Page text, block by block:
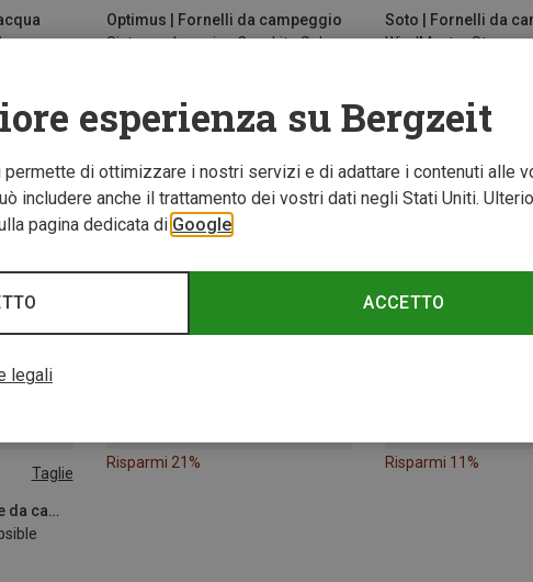
Optimus | Fornelli da campeggio
Sistema da cucina Crux Lite Solo
Soto | Fornelli da
WindMaster Stove
Taglie
Sea to Summit | Stoviglie da campeggio
Risparmi 21% Risparmi 11%
esperienza su Bergzeit
permette di ottimizzare i nostri servizi e di adattare i contenuti alle
includere anche il trattamento dei vostri dati negli Stati Uniti.
pagina dedicata di Google
ACCETTO
legali